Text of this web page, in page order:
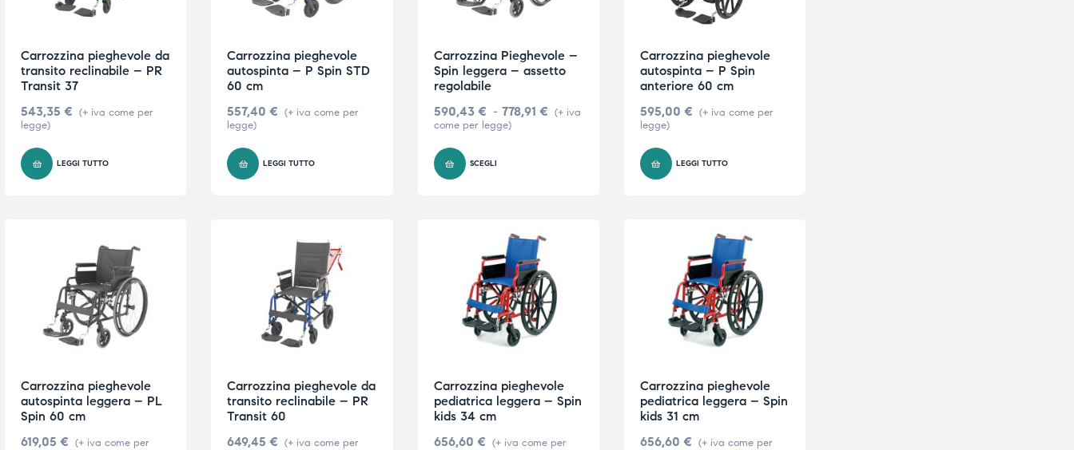
Carrozzina pieghevole da
transito reclinabile – PR
Transit 37
543,35 € (+ iva come per
legge)
LEGGI TUTTO
Carrozzina pieghevole
autospinta – P Spin STD
60 cm
557,40€ (+ iva come per
legge)
LEGGI TUTTO
Carrozzina Pieghevole –
Spin leggera – assetto
regolabile
590,43 € - 778,91 € (+ iva
come per legge)
SCEGLI
Carrozzina pieghevole
autospinta – P Spin
anteriore 60 cm
595,00 € (+ iva come per
legge)
LEGGI TUTTO
Carrozzina pieghevole
autospinta leggera – PL
Spin 60 cm
619,05 € (+ iva come per
Carrozzina pieghevole da
transito reclinabile – PR
Transit 60
649,45€ (+ iva come per
Carrozzina pieghevole
pediatrica leggera – Spin
kids 34 cm
656,60 € (+ iva come per
Carrozzina pieghevole
pediatrica leggera – Spin
kids 31 cm
656,60 € (+ iva come per